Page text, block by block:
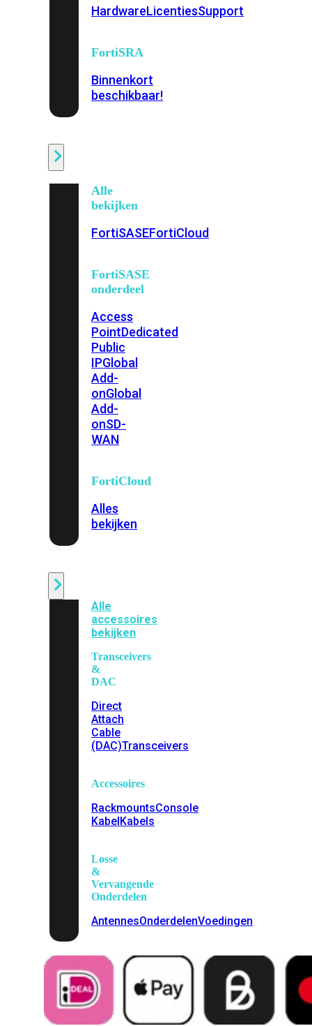
HardwareLicentiesSupport
FortiSRA
Binnenkort
beschikbaar!
Alle
bekijken
FortiSASEFortiCloud
FortiSASE
onderdeel
Access
PointDedicated
Public
IPGlobal
Add-
onGlobal
Add-
onSD-
WAN
FortiCloud
Alles
bekijken
Alle
accessoires
bekijken
Transceivers
&
DAC
Direct
Attach
Cable
(DAC)Transceivers
Accessoires
RackmountsConsole
KabelKabels
Losse
&
Vervangende
Onderdelen
AntennesOnderdelenVoedingen